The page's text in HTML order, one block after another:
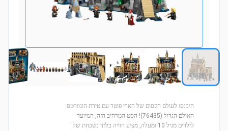
היכנסו לעולם הקסום של הארי פוטר עם טירת הוגוורטס:
האולם הגדול (76435)! הסט המרהיב הזה, המיועד
לילדים מגיל 10 ומעלה, מציע חוויה בלתי נשכחת של